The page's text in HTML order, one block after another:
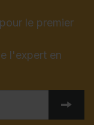
le premier
l'expert en